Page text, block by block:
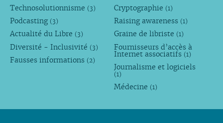
Technosolutionnisme (3)
Podcasting (3)
Actualité du Libre (3)
Diversité - Inclusivité (3)
Fausses informations (2)
Cryptographie (1)
Raising awareness (1)
Graine de libriste (1)
Fournisseurs d’accès à
Internet associatifs (1)
Journalisme et logiciels
(1)
Médecine (1)